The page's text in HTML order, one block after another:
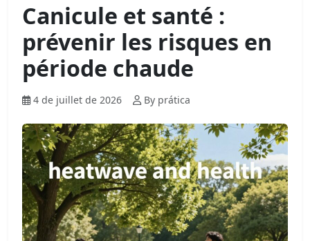
Canicule et santé :
prévenir les risques en
période chaude
4 de juillet de 2026 By prática